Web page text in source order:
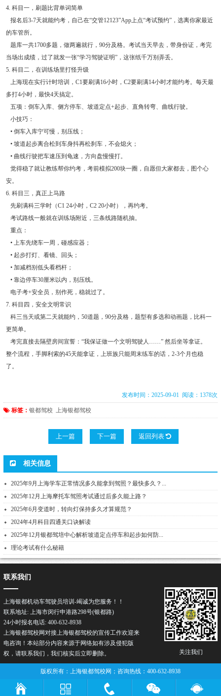
4. 科目一，刷题比背单词简单
报名后3-7天就能约考，自己在“交管12123”App上点“考试预约”，选离你家最近
的车管所。
题库一共1700多题，做两遍就行，90分及格。考试当天早去，带身份证，考完
当场出成绩，过了就发一张“学习驾驶证明”，这张纸千万别弄丢。
5. 科目二，在训练场里打怪升级
上海现在实行计时培训，C1要刷满16小时，C2要刷满14小时才能约考。每天最
多打4小时，最快4天搞定。
五项：倒车入库、侧方停车、坡道定点+起步、直角转弯、曲线行驶。
小技巧：
• 倒车入库宁可慢，别压线；
• 坡道起步离合松到车身抖再松刹车，不会熄火；
• 曲线行驶把车速压到龟速，方向盘慢慢打。
觉得稳了就让教练帮你约考，考前模拟200块一圈，自愿但大家都去，图个心
安。
6. 科目三，真正上马路
先刷满科三学时（C1 24小时，C2 20小时），再约考。
考试路线一般就在训练场附近，三条线路随机抽。
重点：
• 上车先绕车一周，碰感应器；
• 起步打灯、看镜、回头；
• 加减档别低头看档杆；
• 靠边停车30厘米以内，别压线。
电子考+安全员，别作死，稳就过了。
7. 科目四，安全文明常识
科三当天或第二天就能约，50道题，90分及格，题型有多选和动画题，比科一
更简单。
考完直接去隔壁房间宣誓：“我保证做一个文明驾驶人……” 然后坐等拿证。
整个流程，手脚利索的45天能拿证，上班族只能周末练车的话，2-3个月也稳
了。
发布时间：2025-09-01 阅读：1378次
标签： 银都驾校 上海银都驾校
上一篇 下一篇 返回列表
相关信息
2025年9月上海学车正常情况多久能拿到驾照？最快多久？...
2025年12月上海摩托车驾照考试通过后多久能上路？
2025年6月变道时，转向灯保持多久才算规范？
2024年4月科目四通关口诀解读
2025年12月银都驾培中心解析坡道定点停车和起步如何防...
理论考试有什么秘籍
关注我们
联系我们
上海银都机动车驾驶员培训-竭诚为您服务！！
联系地址: 上海市闵行申港路298号(银都路)
24小时报名电话: 400-632-8938
上海银都驾校网对接上海银都驾校的宣传工作欢迎来
电咨询！本站部分内容来源于网络如有涉及侵犯版
权，请联系我们，我们核实后立即删除。
版权所有：上海银都驾校网；咨询热线：400-632-8938